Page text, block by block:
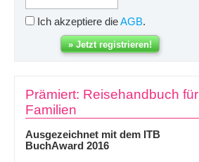
Ich akzeptiere dieAGB.
Prämiert: Reisehandbuch für
Familien
Ausgezeichnet mit dem ITB
BuchAward 2016